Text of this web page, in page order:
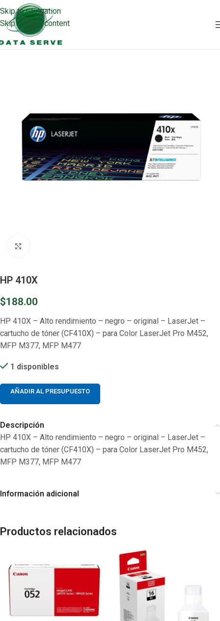
Skip to navigation
Skip to main content
HP 410X
$188.00
HP 410X – Alto rendimiento – negro – original – LaserJet –
cartucho de tóner (CF410X) – para Color LaserJet Pro M452,
MFP M377, MFP M477
1 disponibles
AÑADIR AL PRESUPUESTO
Descripción
HP 410X – Alto rendimiento – negro – original – LaserJet –
cartucho de tóner (CF410X) – para Color LaserJet Pro M452,
MFP M377, MFP M477
Información adicional
Productos relacionados